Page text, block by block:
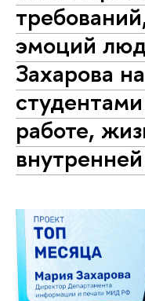
эмоций
Захарова
работе,